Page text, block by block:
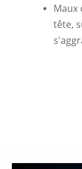
Maux
tête,